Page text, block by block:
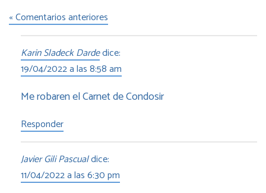
« Comentarios anteriores
Karin Sladeck Dardedice:
19/04/2022 a las 8:58 am
Me robaren el Carnet de Condosir
Responder
Javier Gili Pascualdice:
11/04/2022 a las 6:30 pm